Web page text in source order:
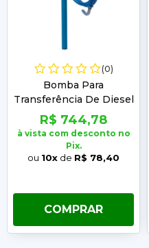
(0)
Bomba Para
Transferência De Diesel
Com Filtro 303
Yamaguchi
R$ 744,78
à vista com desconto no
Pix.
ou 10x de R$ 78,40
COMPRAR